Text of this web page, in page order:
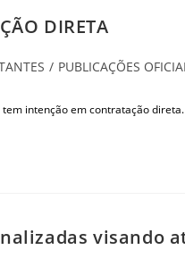
DIRETA
/ PUBLICAÇÕES
intenção em contratação
visando